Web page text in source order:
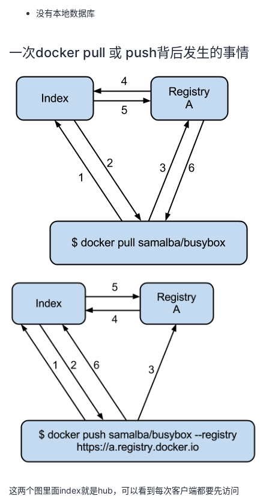
没有本地数据库
一次docker pull 或 push背后发生的事情
这两个图里面index就是hub，可以看到每次客户端都要先访问